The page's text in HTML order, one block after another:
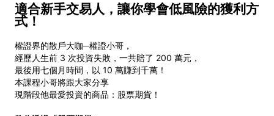
適合新手交易人，讓你學會低風險的獲利方
式！
權證界的散戶大咖─權證小哥，
經歷人生前 3 次投資失敗，一共賠了 200 萬元，
最後用七個月時間，以 10 萬賺到千萬！
本課程小哥將跟大家分享
現階段他最愛投資的商品：股票期貨！